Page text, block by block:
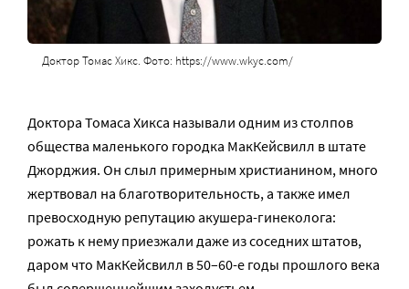
Доктор Томас Хикс. Фото: https://www.wkyc.com/
Доктора Томаса Хикса называли одним из столпов
общества маленького городка МакКейсвилл в штате
Джорджия. Он слыл примерным христианином, много
жертвовал на благотворительность, а также имел
превосходную репутацию акушера-гинеколога:
рожать к нему приезжали даже из соседних штатов,
даром что МакКейсвилл в 50–60-е годы прошлого века